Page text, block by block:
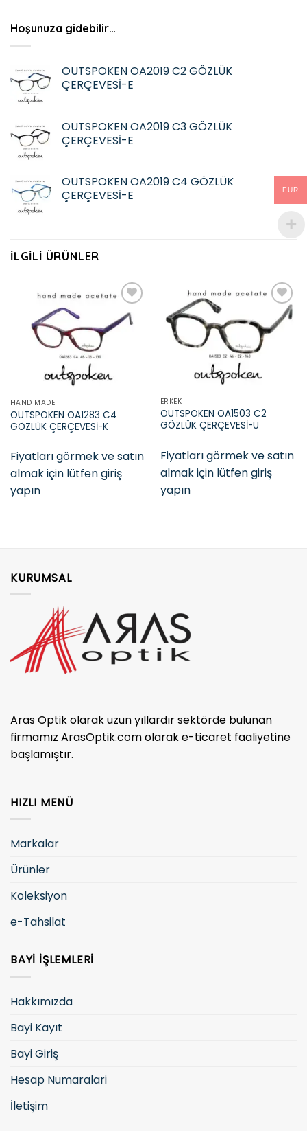
Hoşunuza gidebilir…
OUTSPOKEN OA2019 C2 GÖZLÜK
ÇERÇEVESİ-E
OUTSPOKEN OA2019 C3 GÖZLÜK
ÇERÇEVESİ-E
OUTSPOKEN OA2019 C4 GÖZLÜK
ÇERÇEVESİ-E
İLGILI ÜRÜNLER
HAND MADE
OUTSPOKEN OA1283 C4
GÖZLÜK ÇERÇEVESİ-K
Fiyatları görmek ve satın
almak için lütfen giriş
yapın
Add to
wishlist
ERKEK
OUTSPOKEN OA1503 C2
GÖZLÜK ÇERÇEVESİ-U
Fiyatları görmek ve satın
almak için lütfen giriş
yapın
KURUMSAL
Aras Optik olarak uzun yıllardır sektörde bulunan
firmamız ArasOptik.com olarak e-ticaret faaliyetine
başlamıştır.
HIZLI MENÜ
Markalar
Ürünler
Koleksiyon
e-Tahsilat
BAYI İŞLEMLERI
Hakkımızda
Bayi Kayıt
Bayi Giriş
Hesap Numaralari
İletişim
EUR